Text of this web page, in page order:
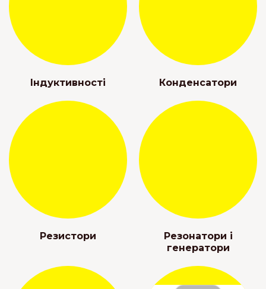
Індуктивності Конденсатори
Резистори
Резонатори і
генератори